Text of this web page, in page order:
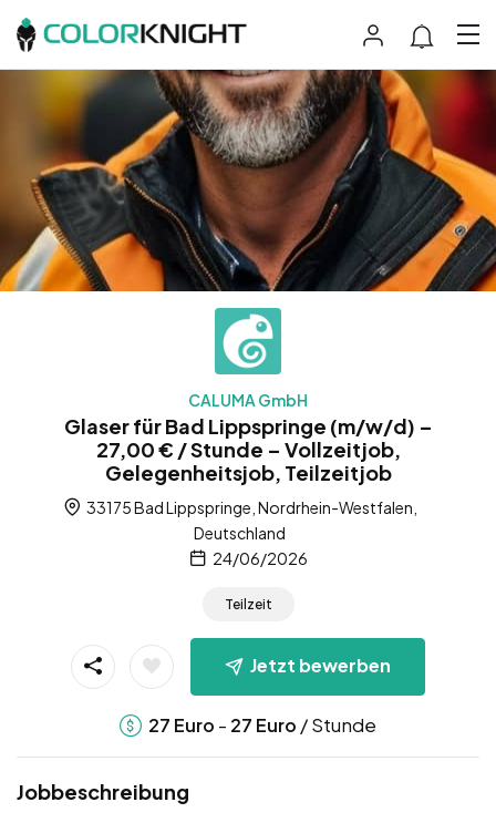
CALUMA GmbH
Glaser für Bad Lippspringe (m/w/d) –
27,00 € / Stunde – Vollzeitjob,
Gelegenheitsjob, Teilzeitjob
33175 Bad Lippspringe, Nordrhein-Westfalen,
Deutschland
24/06/2026
Teilzeit
Jetzt bewerben
27 Euro - 27 Euro / Stunde
Jobbeschreibung